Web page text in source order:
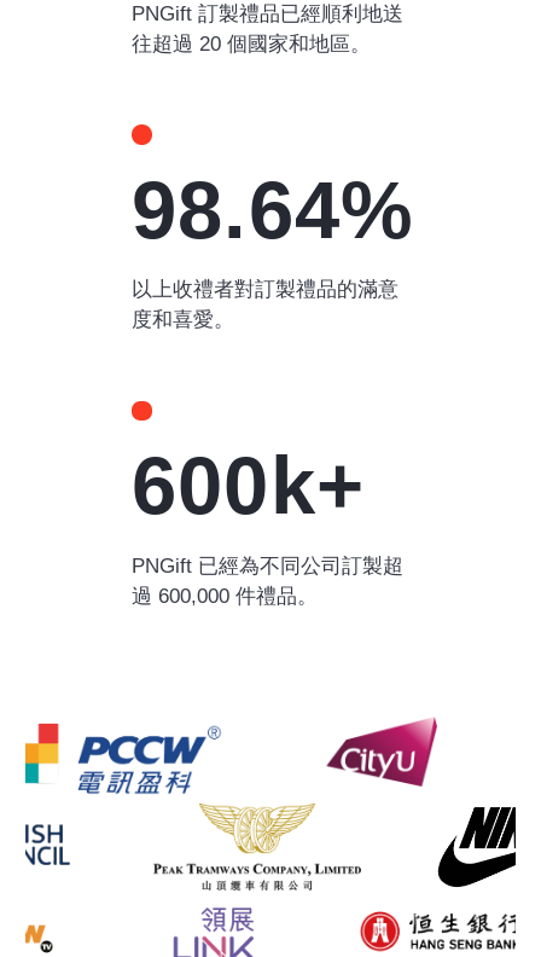
PNGift 訂製禮品已經順利地送
往超過 20 個國家和地區。
98.64%
以上收禮者對訂製禮品的滿意
度和喜愛。
600k+
PNGift 已經為不同公司訂製超
過 600,000 件禮品。